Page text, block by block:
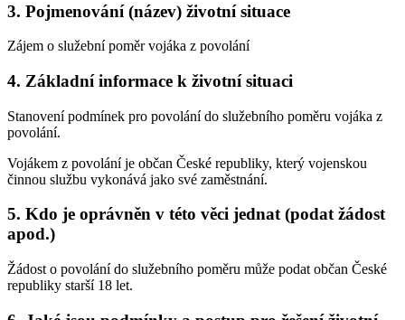
3. Pojmenování (název) životní situace
Zájem o služební poměr vojáka z povolání
4. Základní informace k životní situaci
Stanovení podmínek pro povolání do služebního poměru vojáka z
povolání.
Vojákem z povolání je občan České republiky, který vojenskou
činnou službu vykonává jako své zaměstnání.
5. Kdo je oprávněn v této věci jednat (podat žádost
apod.)
Žádost o povolání do služebního poměru může podat občan České
republiky starší 18 let.